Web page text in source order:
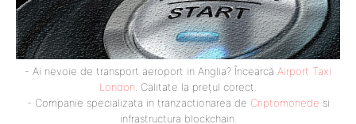
- Ai nevoie de transport aeroport in Anglia? Încearcă Airport Taxi
London . Calitate la prețul corect.
- Companie specializata in tranzactionarea de Criptomonede si
infrastructura blockchain.